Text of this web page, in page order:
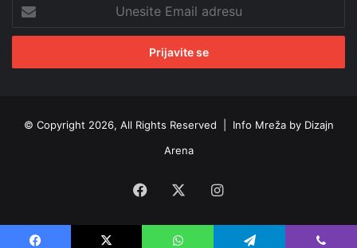
Email
adresu
© Copyright 2026, All Rights Reserved | Info Mreža by Dizajn
Arena
Facebook Instagram